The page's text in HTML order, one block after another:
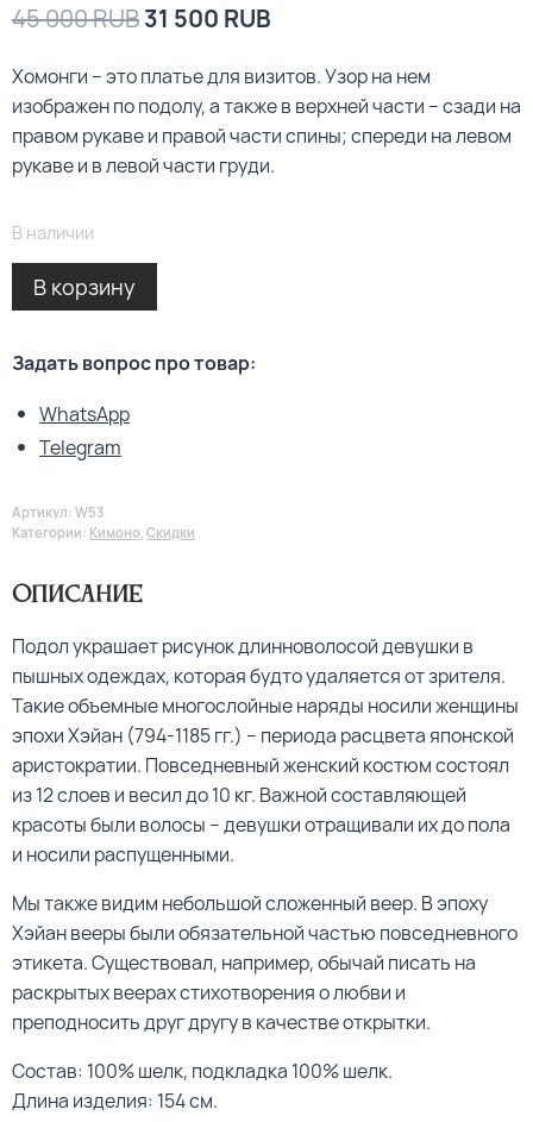
45 000RUB31 500 RUB
Хомонги – это платье для визитов. Узор на нем
изображен по подолу, а также в верхней части – сзади на
правом рукаве и правой части спины; спереди на левом
рукаве и в левой части груди.
В наличии
В корзину
Задать вопрос про товар:
WhatsApp
Telegram
Артикул: W53
Категории: Кимоно, Скидки
Описание
Подол украшает рисунок длинноволосой девушки в
пышных одеждах, которая будто удаляется от зрителя.
Такие объемные многослойные наряды носили женщины
эпохи Хэйан (794-1185 гг.) – периода расцвета японской
аристократии. Повседневный женский костюм состоял
из 12 слоев и весил до 10 кг. Важной составляющей
красоты были волосы – девушки отращивали их до пола
и носили распущенными.
Мы также видим небольшой сложенный веер. В эпоху
Хэйан вееры были обязательной частью повседневного
этикета. Существовал, например, обычай писать на
раскрытых веерах стихотворения о любви и
преподносить друг другу в качестве открытки.
Состав: 100% шелк, подкладка 100% шелк.
Длина изделия: 154 см.